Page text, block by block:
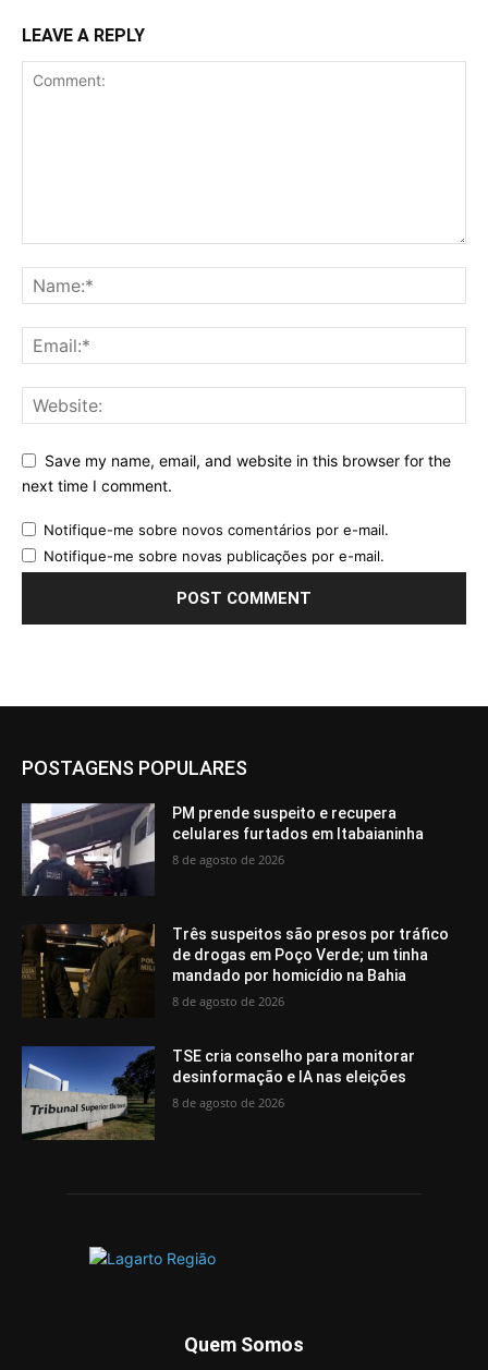
LEAVE A REPLY
Save my name, email, and website in this browser for the
next time I comment.
Notifique-me sobre novos comentários por e-mail.
Notifique-me sobre novas publicações por e-mail.
POSTAGENS POPULARES
PM prende suspeito e recupera
celulares furtados em Itabaianinha
8 de agosto de 2026
Três suspeitos são presos por tráfico
de drogas em Poço Verde; um tinha
mandado por homicídio na Bahia
8 de agosto de 2026
TSE cria conselho para monitorar
desinformação e IA nas eleições
8 de agosto de 2026
Quem Somos